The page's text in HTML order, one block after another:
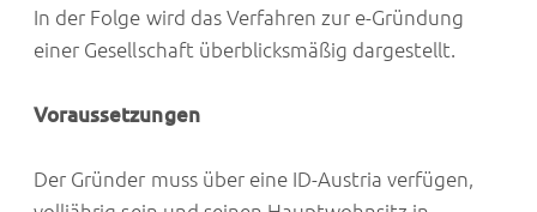
In der Folge wird das Verfahren zur e-Gründung
einer Gesellschaft überblicksmäßig dargestellt.
Voraussetzungen
Der Gründer muss über eine ID-Austria verfügen,